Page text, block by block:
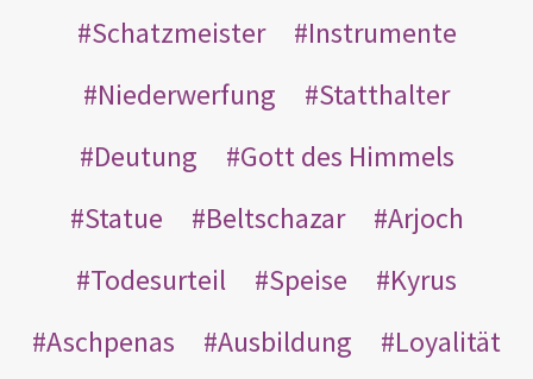
Schatzmeister
Instrumente
Niederwerfung
Statthalter
Deutung
Gott des Himmels
Statue
Beltschazar
Arjoch
Todesurteil
Speise
Kyrus
Aschpenas
Ausbildung
Loyalität